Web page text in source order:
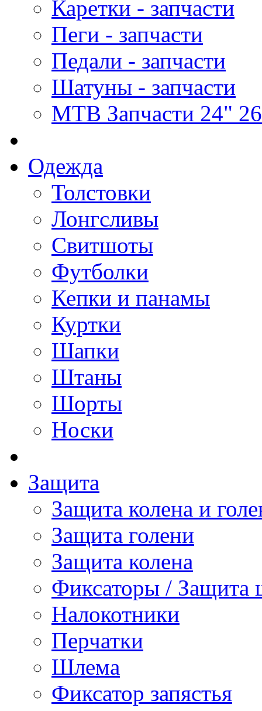
Каретки - запчасти
Пеги - запчасти
Педали - запчасти
Шатуны - запчасти
MTB Запчасти 24"
Одежда
Толстовки
Лонгсливы
Свитшоты
Футболки
Кепки и панамы
Куртки
Шапки
Штаны
Шорты
Носки
Защита
Защита колена и
Защита голени
Защита колена
Фиксаторы / Защита
Налокотники
Перчатки
Шлема
Фиксатор запястья